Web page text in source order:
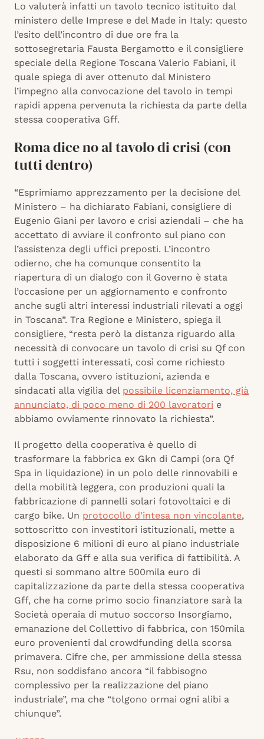
Lo valuterà infatti un tavolo tecnico istituito dal
ministero delle Imprese e del Made in Italy: questo
l’esito dell’incontro di due ore fra la
sottosegretaria Fausta Bergamotto e il consigliere
speciale della Regione Toscana Valerio Fabiani, il
quale spiega di aver ottenuto dal Ministero
l’impegno alla convocazione del tavolo in tempi
rapidi appena pervenuta la richiesta da parte della
stessa cooperativa Gff.
Roma dice no al tavolo di crisi (con
tutti dentro)
“Esprimiamo apprezzamento per la decisione del
Ministero – ha dichiarato Fabiani, consigliere di
Eugenio Giani per lavoro e crisi aziendali – che ha
accettato di avviare il confronto sul piano con
l’assistenza degli uffici preposti. L’incontro
odierno, che ha comunque consentito la
riapertura di un dialogo con il Governo è stata
l’occasione per un aggiornamento e confronto
anche sugli altri interessi industriali rilevati a oggi
in Toscana”. Tra Regione e Ministero, spiega il
consigliere, “resta però la distanza riguardo alla
necessità di convocare un tavolo di crisi su Qf con
tutti i soggetti interessati, così come richiesto
dalla Toscana, ovvero istituzioni, azienda e
sindacati alla vigilia del possibile licenziamento, già
annunciato, di poco meno di 200 lavoratori e
abbiamo ovviamente rinnovato la richiesta”.
Il progetto della cooperativa è quello di
trasformare la fabbrica ex Gkn di Campi (ora Qf
Spa in liquidazione) in un polo delle rinnovabili e
della mobilità leggera, con produzioni quali la
fabbricazione di pannelli solari fotovoltaici e di
cargo bike. Un protocollo d’intesa non vincolante,
sottoscritto con investitori istituzionali, mette a
disposizione 6 milioni di euro al piano industriale
elaborato da Gff e alla sua verifica di fattibilità. A
questi si sommano altre 500mila euro di
capitalizzazione da parte della stessa cooperativa
Gff, che ha come primo socio finanziatore sarà la
Società operaia di mutuo soccorso Insorgiamo,
emanazione del Collettivo di fabbrica, con 150mila
euro provenienti dal crowdfunding della scorsa
primavera. Cifre che, per ammissione della stessa
Rsu, non soddisfano ancora “il fabbisogno
complessivo per la realizzazione del piano
industriale”, ma che “tolgono ormai ogni alibi a
chiunque”.